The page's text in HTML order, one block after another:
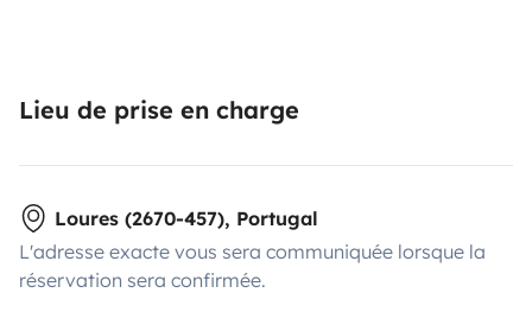
Lieu de prise en charge
Loures (2670-457), Portugal
L'adresse exacte vous sera communiquée lorsque la
réservation sera confirmée.